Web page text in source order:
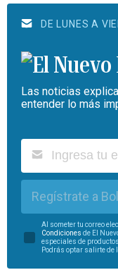
DE LUNES A
Las noticias
entender lo más
Regístrate a
Al someter tu correo
Condiciones de El
especiales de
Podrás optar salirte de